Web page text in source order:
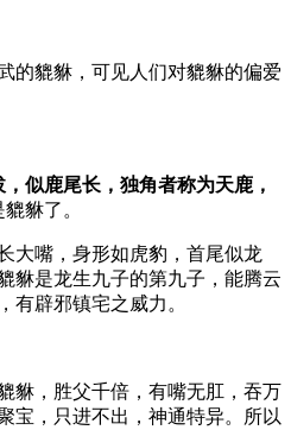
的貔貅，可见人们对貔貅的偏爱
似鹿尾长，独角者称为天鹿，
貅了。
大嘴，身形如虎豹，首尾似龙
貅是龙生九子的第九子，能腾云
有辟邪镇宅之威力。
貅，胜父千倍，有嘴无肛，吞万
宝，只进不出，神通特异。所以